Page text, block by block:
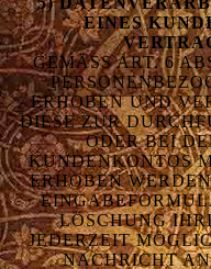
EINES
GEMÄSS ART. 6
RHOBEN UND
IESE ZUR
DER BEI DER
UNDENKONTOS
RHOBEN WERDEN,
ÖSCHUNG
EDERZEIT
ACHRICHT AN